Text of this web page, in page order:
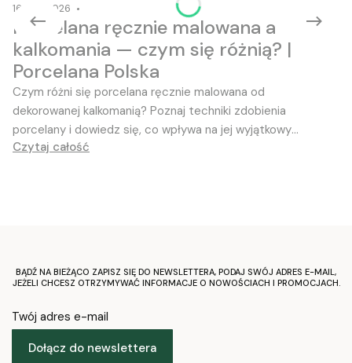
16-06-2026
Porcelana ręcznie malowana a
kalkomania — czym się różnią? |
Porcelana Polska
Czym różni się porcelana ręcznie malowana od
dekorowanej kalkomanią? Poznaj techniki zdobienia
porcelany i dowiedz się, co wpływa na jej wyjątkowy
charakter
Czytaj całość
BĄDŹ NA BIEŻĄCO ZAPISZ SIĘ DO NEWSLETTERA, PODAJ SWÓJ ADRES E-MAIL,
JEŻELI CHCESZ OTRZYMYWAĆ INFORMACJE O NOWOŚCIACH I PROMOCJACH.
Twój adres e-mail
Dołącz do newslettera